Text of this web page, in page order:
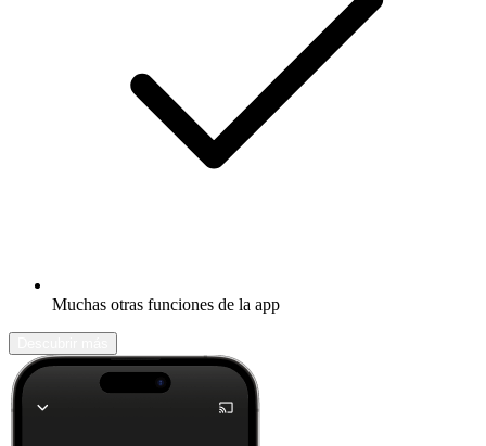
Muchas otras funciones de la app